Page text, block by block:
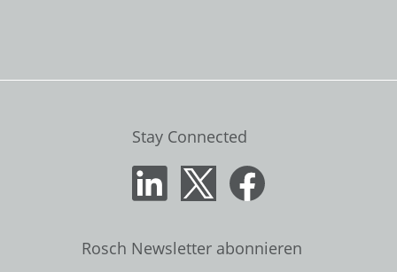
Stay Connected
Rosch Newsletter abonnieren